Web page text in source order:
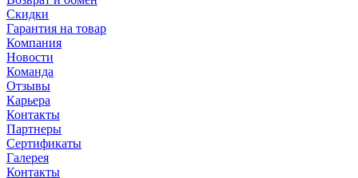
Скидки
Гарантия на товар
Компания
Новости
Команда
Отзывы
Карьера
Контакты
Партнеры
Сертификаты
Галерея
Контакты